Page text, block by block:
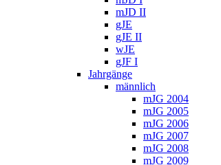
mJD II
gJE
gJE II
wJE
gJF I
Jahrgänge
männlich
mJG 2004
mJG 2005
mJG 2006
mJG 2007
mJG 2008
mJG 2009